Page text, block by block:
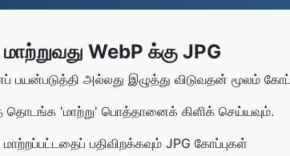
மாற்றுவது WebP க்கு JPG
அல்லது இழுத்து விடுவதன் மூலம்
தொடங்க 'மாற்று' பொத்தானைக் கிளிக் செய்யவும்.
பதிவிறக்கவும் JPG கோப்புகள்